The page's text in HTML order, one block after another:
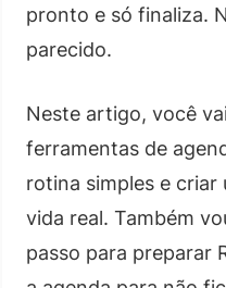
pronto e só finaliza.
parecido.
Neste artigo, você
ferramentas de
rotina simples e criar
vida real. Também
passo para preparar